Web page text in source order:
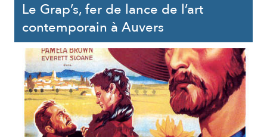
Le Grap’s, fer de lance de l’art
contemporain à Auvers